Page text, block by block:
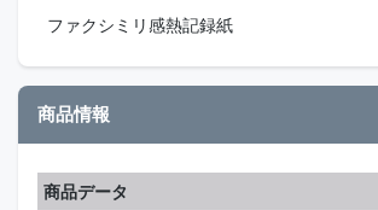
ファクシミリ感熱記録紙
商品情報
商品データ